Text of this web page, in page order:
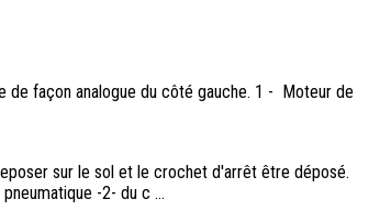
façon analogue du côté gauche. 1 - Moteur de
sur le sol et le crochet d'arrêt être déposé.
-2- du c ...